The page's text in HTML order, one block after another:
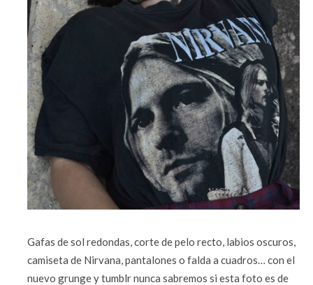
Gafas de sol redondas, corte de pelo recto, labios oscuros,
camiseta de Nirvana, pantalones o falda a cuadros… con el
nuevo grunge y tumblr nunca sabremos si esta foto es de